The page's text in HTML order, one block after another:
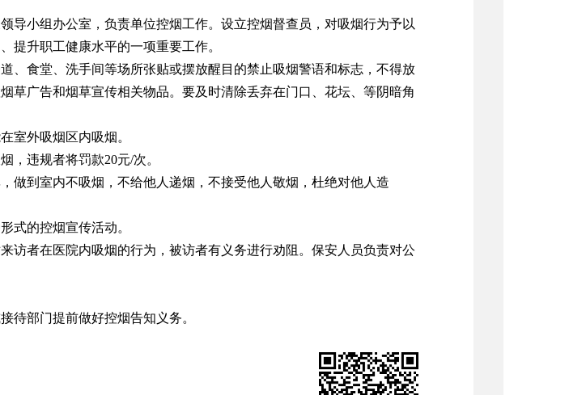
导小组办公室，负责单位控烟工作。设立控烟督查员，对吸烟行为予以
提升职工健康水平的一项重要工作。
、食堂、洗手间等场所张贴或摆放醒目的禁止吸烟警语和标志，不得放
草广告和烟草宣传相关物品。要及时清除丢弃在门口、花坛、等阴暗角
室外吸烟区内吸烟。
，违规者将罚款20元/次。
做到室内不吸烟，不给他人递烟，不接受他人敬烟，杜绝对他人造
式的控烟宣传活动。
访者在医院内吸烟的行为，被访者有义务进行劝阻。保安人员负责对公
待部门提前做好控烟告知义务。